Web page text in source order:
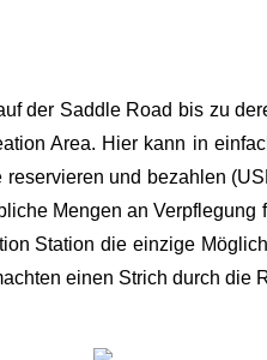
der Saddle Road bis zu
Area. Hier kann in
und bezahlen
Mengen an Verpflegung
Station die einzige
einen Strich durch die